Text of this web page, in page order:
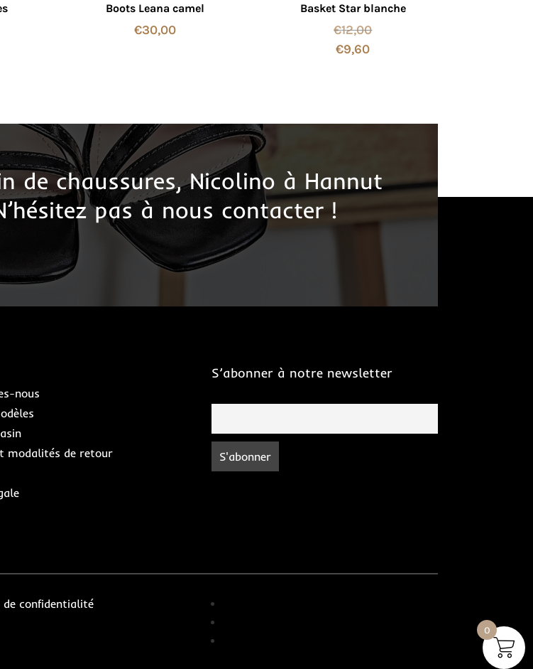
Boots Leana camel
€30,00
Basket Star blanche
€12,00
€9,60
de chaussures, Nicolino à Hannut
pas à nous contacter !
nous
modalités de retour
S’abonner à notre newsletter
de confidentialité
0